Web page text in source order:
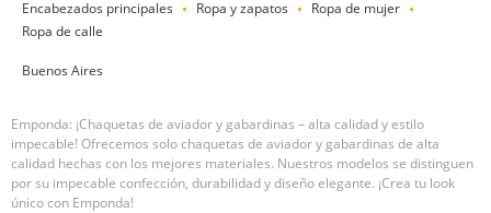
Encabezados principales Ropa y zapatos
Ropa de mujer
Ropa de calle
Buenos Aires
Emponda: ¡Chaquetas de aviador y gabardinas – alta calidad y estilo
impecable! Ofrecemos solo chaquetas de aviador y gabardinas de alta
calidad hechas con los mejores materiales. Nuestros modelos se distinguen
por su impecable confección, durabilidad y diseño elegante. ¡Crea tu look
único con Emponda!